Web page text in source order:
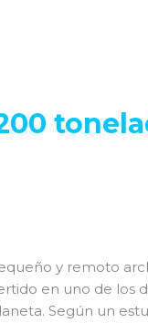
y remoto
en uno de los
Según un